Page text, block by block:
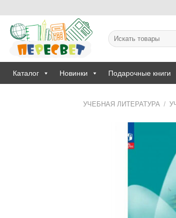
content
Искать:
Каталог Новинки Подарочные книги
УЧЕБНАЯ ЛИТЕРАТУРА /